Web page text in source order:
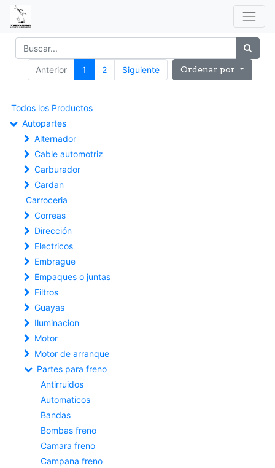
Anterior 1 2 Siguiente Ordenar por
Todos los Productos
Autopartes
Alternador
Cable automotriz
Carburador
Cardan
Carroceria
Correas
Dirección
Electricos
Embrague
Empaques o juntas
Filtros
Guayas
Iluminacion
Motor
Motor de arranque
Partes para freno
Antirruidos
Automaticos
Bandas
Bombas freno
Camara freno
Campana freno